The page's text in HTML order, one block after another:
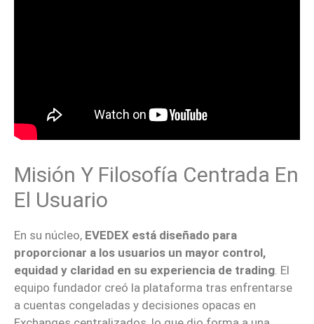
Misión Y Filosofía Centrada En
El Usuario
En su núcleo, EVEDEX está diseñado para
proporcionar a los usuarios un mayor control,
equidad y claridad en su experiencia de trading. El
equipo fundador creó la plataforma tras enfrentarse
a cuentas congeladas y decisiones opacas en